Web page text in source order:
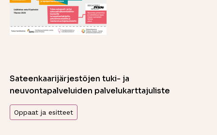
Sateenkaarijärjestöjen tuki- ja
neuvontapalveluiden palvelukarttajuliste
Oppaat ja esitteet